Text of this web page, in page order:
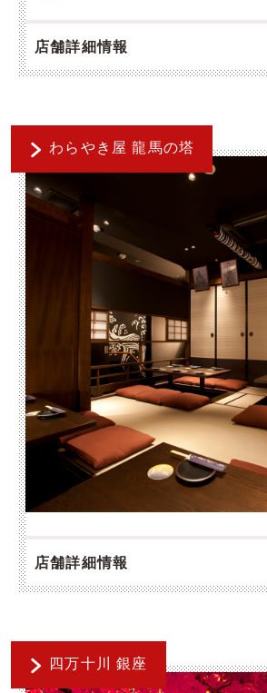
店舗詳細情報
わらやき屋 龍馬の塔
店舗詳細情報
四万十川 銀座